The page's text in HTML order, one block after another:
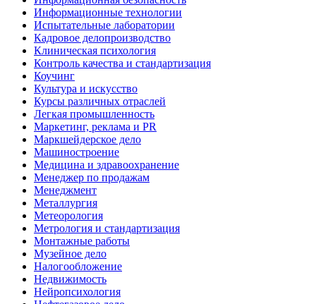
Информационные технологии
Испытательные лаборатории
Кадровое делопроизводство
Клиническая психология
Контроль качества и стандартизация
Коучинг
Культура и искусство
Курсы различных отраслей
Легкая промышленность
Маркетинг, реклама и PR
Маркшейдерское дело
Машиностроение
Медицина и здравоохранение
Менеджер по продажам
Менеджмент
Металлургия
Метеорология
Метрология и стандартизация
Монтажные работы
Музейное дело
Налогообложение
Недвижимость
Нейропсихология